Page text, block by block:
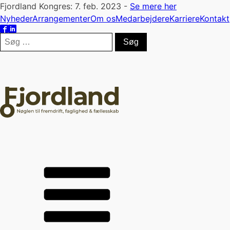
Fjordland Kongres: 7. feb. 2023 - Se mere her
NyhederArrangementerOm osMedarbejdereKarriereKontakt
Søg
efter: